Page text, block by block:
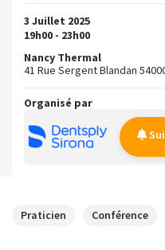
3 Juillet 2025
19h00 - 23h00
Nancy Thermal
41 Rue Sergent Blandan
Organisé par
Praticien Conférence